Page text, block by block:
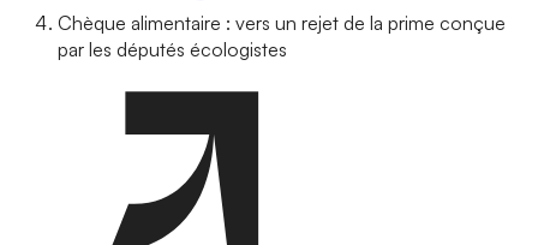
Chèque alimentaire : vers un rejet de la prime conçue
par les députés écologistes